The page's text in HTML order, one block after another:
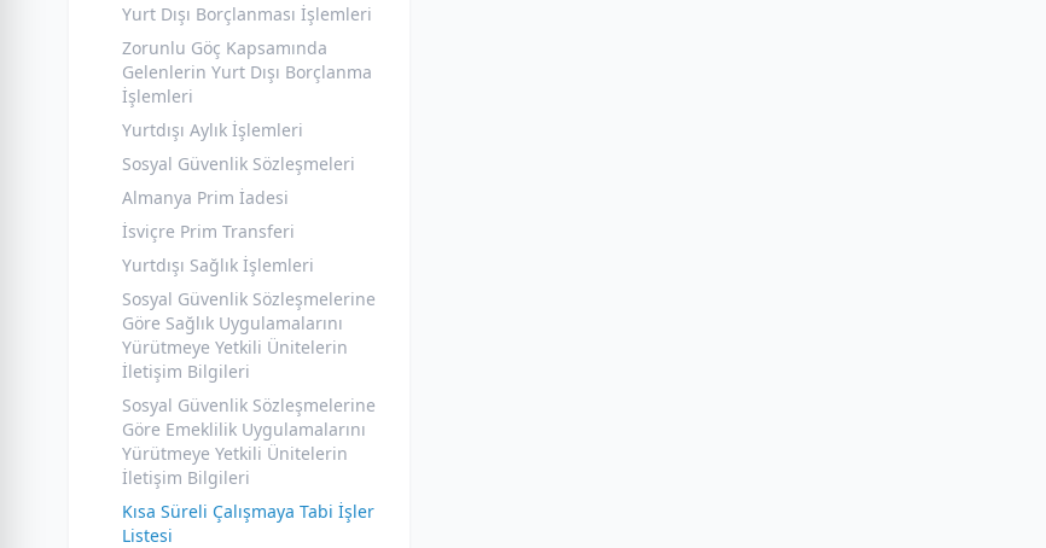
Yurt Dışı Borçlanması İşlemleri
Zorunlu Göç Kapsamında
Gelenlerin Yurt Dışı Borçlanma
İşlemleri
Yurtdışı Aylık İşlemleri
Sosyal Güvenlik Sözleşmeleri
Almanya Prim İadesi
İsviçre Prim Transferi
Yurtdışı Sağlık İşlemleri
Sosyal Güvenlik Sözleşmelerine
Göre Sağlık Uygulamalarını
Yürütmeye Yetkili Ünitelerin
İletişim Bilgileri
Sosyal Güvenlik Sözleşmelerine
Göre Emeklilik Uygulamalarını
Yürütmeye Yetkili Ünitelerin
İletişim Bilgileri
Kısa Süreli Çalışmaya Tabi İşler
Listesi